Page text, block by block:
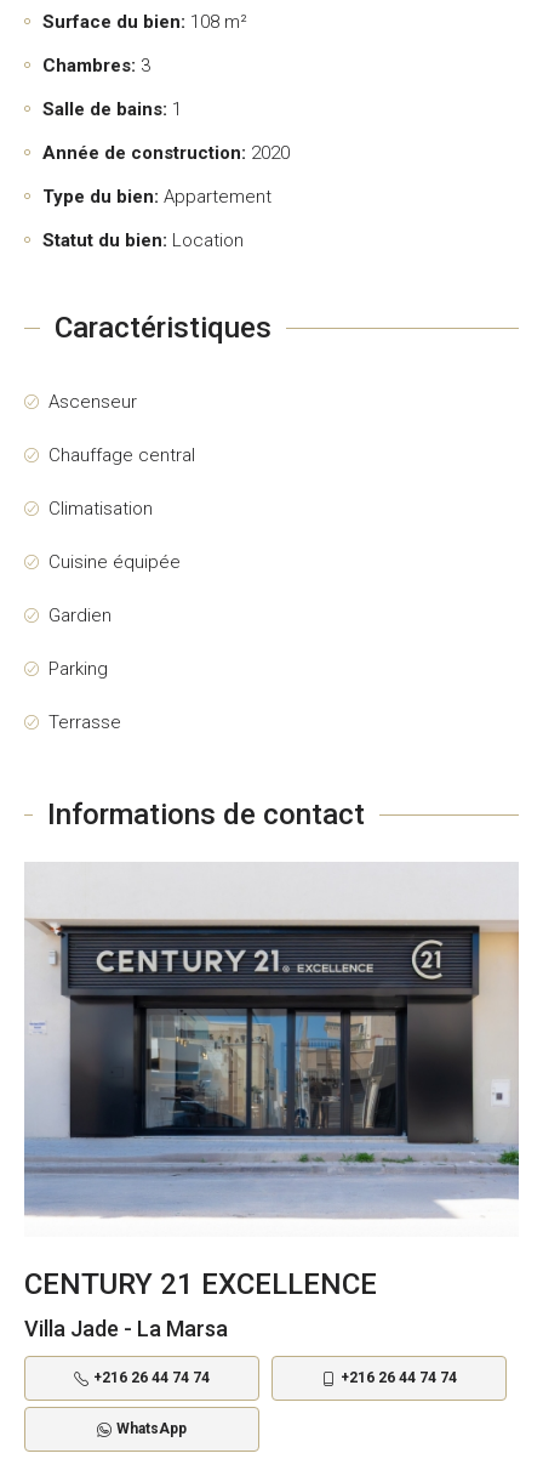
Surface du bien: 108 m²
Chambres: 3
Salle de bains: 1
Année de construction: 2020
Type du bien: Appartement
Statut du bien: Location
Caractéristiques
Ascenseur
Chauffage central
Climatisation
Cuisine équipée
Gardien
Parking
Terrasse
Informations de contact
CENTURY 21 EXCELLENCE
Villa Jade - La Marsa
+216 26 44 74 74 +216 26 44 74 74
WhatsApp